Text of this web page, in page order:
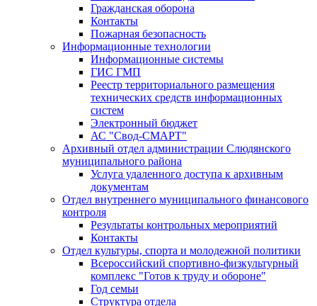
Гражданская оборона
Контакты
Пожарная безопасность
Информационные технологии
Информационные системы
ГИС ГМП
Реестр территориального размещения
технических средств информационных
систем
Электронный бюджет
АС "Свод-СМАРТ"
Архивный отдел администрации Слюдянского
муниципального района
Услуга удаленного доступа к архивным
документам
Отдел внутреннего муниципального финансового
контроля
Результаты контрольных мероприятий
Контакты
Отдел культуры, спорта и молодежной политики
Всероссийский спортивно-физкультурный
комплекс "Готов к труду и обороне"
Год семьи
Структура отдела